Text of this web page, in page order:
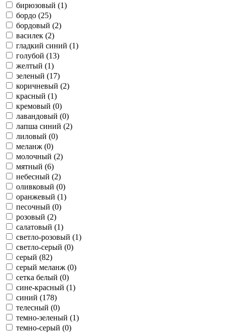
бирюзовый (1)
бордо (25)
бордовый (2)
василек (2)
гладкий синий (1)
голубой (13)
желтый (1)
зеленый (17)
коричневый (2)
красный (1)
кремовый (0)
лавандовый (0)
лапша синий (2)
лиловый (0)
меланж (0)
молочный (2)
мятный (6)
небесный (2)
оливковый (0)
оранжевый (1)
песочный (0)
розовый (2)
салатовый (1)
светло-розовый (1)
светло-серый (0)
серый (82)
серый меланж (0)
сетка белый (0)
сине-красный (1)
синий (178)
телесный (0)
темно-зеленый (1)
темно-серый (0)